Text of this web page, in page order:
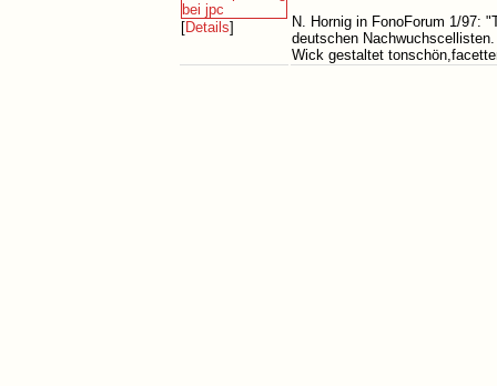
[Details]
N. Hornig in FonoForum 1/97:
deutschen
Wick gestaltet